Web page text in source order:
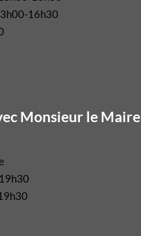
16h30
Monsieur le Maire